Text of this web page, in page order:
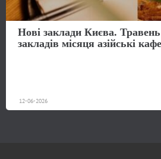
Нові заклади Києва.
закладів місяця азійські
12-06-2026